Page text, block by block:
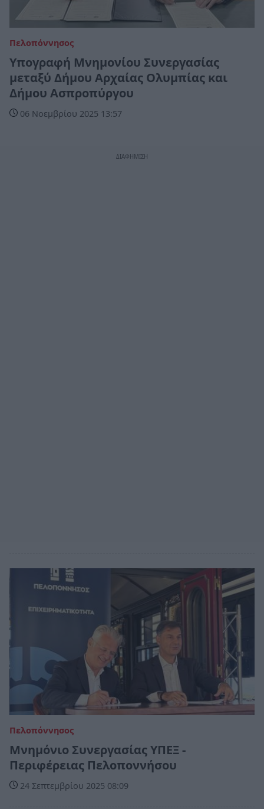
Πελοπόννησος
Υπογραφή Μνημονίου Συνεργασίας
μεταξύ Δήμου Αρχαίας Ολυμπίας και
Δήμου Ασπροπύργου
06 Νοεμβρίου 2025 13:57
Πελοπόννησος
Μνημόνιο Συνεργασίας ΥΠΕΞ -
Περιφέρειας Πελοποννήσου
24 Σεπτεμβρίου 2025 08:09